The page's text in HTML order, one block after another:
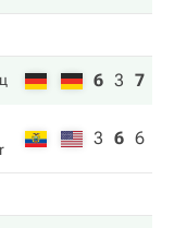
6 3 7
3 6 6